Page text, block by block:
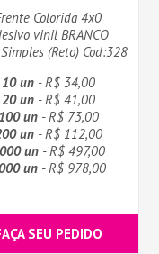
Colorida 4x0
vinil BRANCO
(Reto) Cod:328
10 un- R$ 34,00
20 un- R$ 41,00
100 un- R$ 73,00
un- R$ 112,00
un- R$ 497,00
un- R$ 978,00
SEU PEDIDO